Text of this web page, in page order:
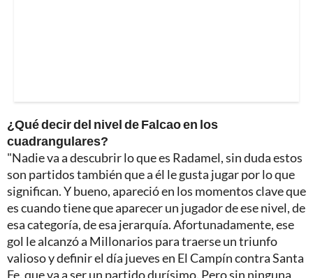
¿Qué decir del nivel de Falcao en los
cuadrangulares?
"Nadie va a descubrir lo que es Radamel, sin duda estos
son partidos también que a él le gusta jugar por lo que
significan. Y bueno, apareció en los momentos clave que
es cuando tiene que aparecer un jugador de ese nivel, de
esa categoría, de esa jerarquía. Afortunadamente, ese
gol le alcanzó a Millonarios para traerse un triunfo
valioso y definir el día jueves en El Campín contra Santa
Fe, que va a ser un partido durísimo. Pero sin ninguna